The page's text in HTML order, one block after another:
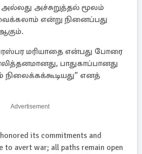
அல்லது அச்சுறுத்தல் மூலம்
என்று நினைப்பது
மரியாதை என்பது போரை
பாதுகாப்பானது
எனத்
Advertisement
its commitments and
to avert war; all paths remain open